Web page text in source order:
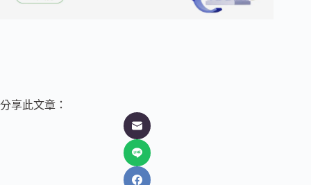
分享此文章：